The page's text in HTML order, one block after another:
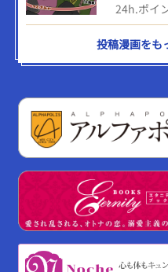
24h.ポイ
投稿漫画をも